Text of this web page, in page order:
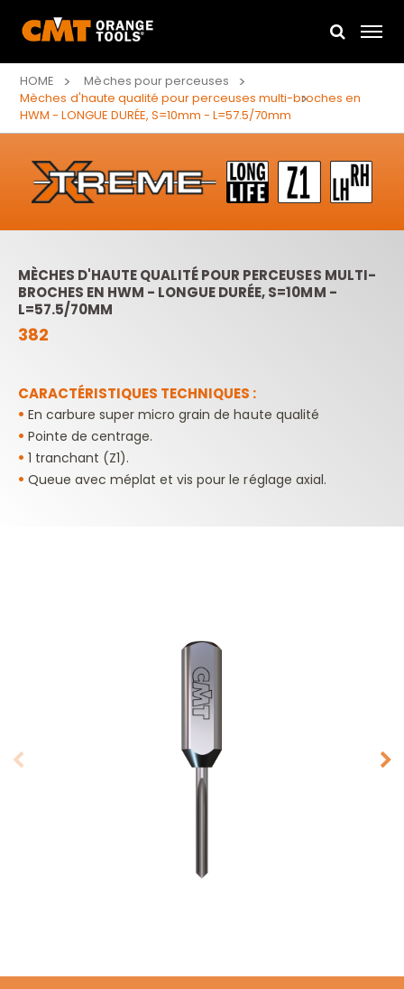
HOME
Mèches pour perceuses
Mèches d'haute qualité pour perceuses multi-broches en
HWM - LONGUE DURÉE, S=10mm - L=57.5/70mm
MÈCHES D'HAUTE QUALITÉ POUR PERCEUSES MULTI-
BROCHES EN HWM - LONGUE DURÉE, S=10MM -
L=57.5/70MM
382
CARACTÉRISTIQUES TECHNIQUES :
•En carbure super micro grain de haute qualité
•Pointe de centrage.
•1 tranchant (Z1).
•Queue avec méplat et vis pour le réglage axial.